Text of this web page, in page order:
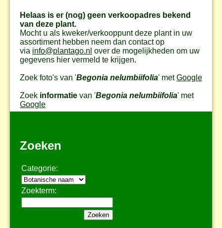
Helaas is er (nog) geen verkoopadres bekend
van deze plant.
Mocht u als kweker/verkooppunt deze plant in uw
assortiment hebben neem dan contact op
via info@plantago.nl over de mogelijkheden om uw
gegevens hier vermeld te krijgen.
Zoek foto's van 'Begonia nelumbiifolia' metGoogle
Zoek informatie van 'Begonia nelumbiifolia' met
Google
Zoeken
Categorie:
Zoekterm: